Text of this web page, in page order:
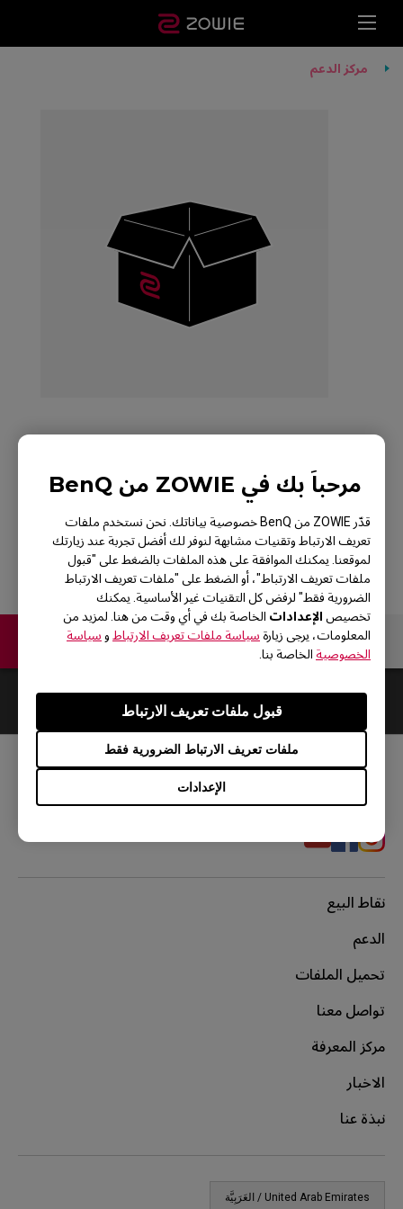
مرحباً بك في ZOWIE من BenQ
قدّر ZOWIE من BenQ خصوصية بياناتك. نحن نستخدم ملفات
تعريف الارتباط وتقنيات مشابهة لنوفر لك أفضل تجربة عند زيارتك
لموقعنا. يمكنك الموافقة على هذه الملفات بالضغط على "قبول
ملفات تعريف الارتباط"، أو الضغط على "ملفات تعريف الارتباط
الضرورية فقط" لرفض كل التقنيات غير الأساسية. يمكنك
تخصيص الإعدادات الخاصة بك في أي وقت من هنا. لمزيد من
المعلومات، يرجى زيارة سياسة ملفات تعريف الارتباط و سياسة
الخصوصية الخاصة بنا.
الإعدادات
ملفات تعريف الارتباط الضرورية فقط
قبول ملفات تعريف الارتباط
مركز الدعم
ZOWIE EC2 RED V2
Mouse for Esports
اتصل بنا
0 Results
Default
نقاط البيع
الدعم
تحميل الملفات
تواصل معنا
مركز المعرفة
الاخبار
نبذة عنا
United Arab Emirates / العَرَبِيَّة